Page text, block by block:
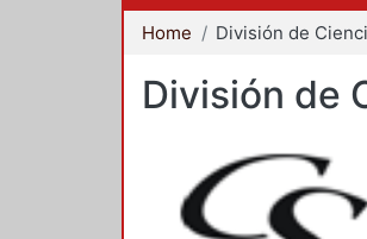
Home
División de